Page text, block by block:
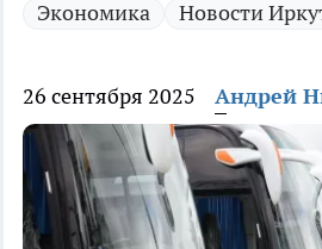
Экономика Новости
26 сентября 2025 Андрей